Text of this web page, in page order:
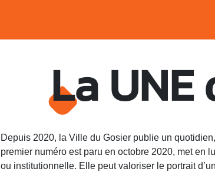
La
Depuis 2020, la Ville du Gosier publie un
premier numéro est paru en octobre 2020, met en
ou institutionnelle. Elle peut valoriser le portrait